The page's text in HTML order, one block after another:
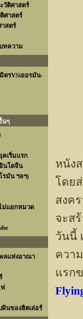
วัติศาสตร์
ศาสตร์
าสตร์
ทความ
รVSเยอรมัน-
นๆ
คเริ่มแรก
นโดจีน
รมัน ฯลฯ)
ม่แยกหมวด
ลแห่งอาณา
นของฮิตเล่อร์
หนัง
โดย
สงค
จะส
วันนี้
ควา
แรก